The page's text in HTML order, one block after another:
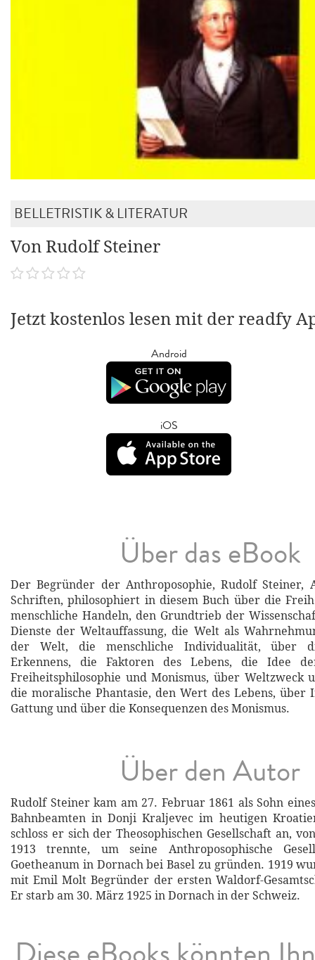
BELLETRISTIK & LITERATUR
Von Rudolf Steiner
Jetzt kostenlos lesen mit der readfy
Android
iOS
Über das eBook
Der Begründer der Anthroposophie, Rudolf Steiner,
Schriften, philosophiert in diesem Buch über die
menschliche Handeln, den Grundtrieb der
Dienste der Weltauffassung, die Welt als
der Welt, die menschliche Individualität, über
Erkennens, die Faktoren des Lebens, die Idee
Freiheitsphilosophie und Monismus, über Weltzweck
die moralische Phantasie, den Wert des Lebens,
Gattung und über die Konsequenzen des Monismus.
Über den Autor
Rudolf Steiner kam am 27. Februar 1861 als Sohn
Bahnbeamten in Donji Kraljevec im heutigen
schloss er sich der Theosophischen Gesellschaft an,
1913 trennte, um seine Anthroposophische
Goetheanum in Dornach bei Basel zu gründen. 1919
mit Emil Molt Begründer der ersten Waldorf-
Er starb am 30. März 1925 in Dornach in der Schweiz.